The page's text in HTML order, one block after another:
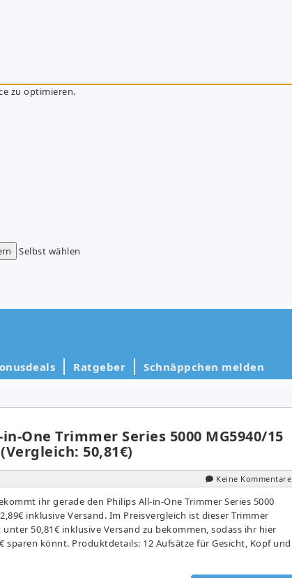
zu optimieren.
Selbst wählen
Ratgeber Schnäppchen melden
One Trimmer Series 5000 MG5940/15
50,81€)
Keine Kommentare
ihr gerade den Philips All-in-One Trimmer Series 5000
inklusive Versand. Im Preisvergleich ist dieser Trimmer
50,81€ inklusive Versand zu bekommen, sodass ihr hier
sparen könnt. Produktdetails: 12 Aufsätze für Gesicht, Kopf und